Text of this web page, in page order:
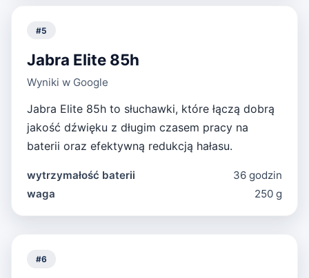
#5
Jabra Elite 85h
Wyniki w Google
Jabra Elite 85h to słuchawki, które łączą dobrą
jakość dźwięku z długim czasem pracy na
baterii oraz efektywną redukcją hałasu.
wytrzymałość baterii
36 godzin
waga
250 g
#6